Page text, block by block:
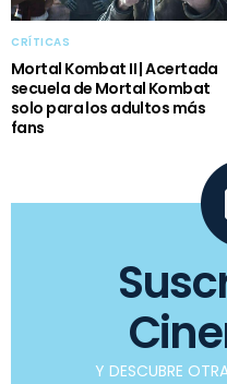
CRÍTICAS
Mortal Kombat II | Acertada
secuela de Mortal Kombat
solo para los adultos más
fans
Y DESCUBRE